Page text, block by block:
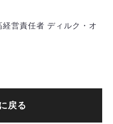
営責任者 ディルク・オ
戻る